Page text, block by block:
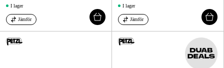
I lager
Jämför
I lager
Jämför